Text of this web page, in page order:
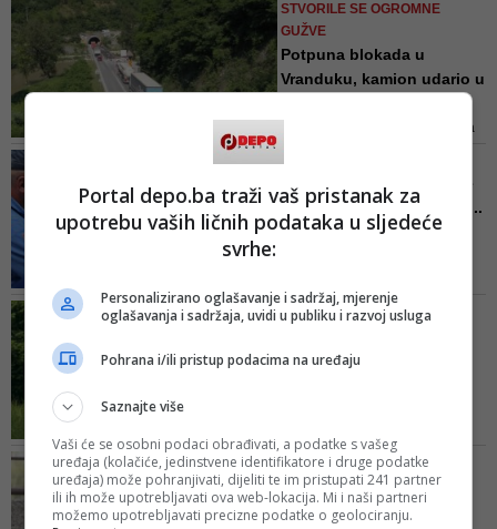
bi se izjasnio o 39 tačaka
STVORILE SE OGROMNE
GUŽVE
Potpuna blokada u
Vranduku, kamion udario u
Na ovom lokalitetu nakon udesa
nekoliko sedmica skrivio...
Policija mu je tada uručila nalog
VIDEO/ NA ODMORIŠTU
REGISTRACIJA
Hitna pomoć sugerirala je vozaču
ordiniranje dvaju lijekova, s time
da bi se nakon primjene drugog
ponuđenog lijeka morao odmarati
TRAGEDIJA KOJA JE
POTRESLA REGION
Potresno pismo kćeri
Portal depo.ba traži vaš pristanak za
upotrebu vaših ličnih podataka u sljedeće
svrhe:
Personalizirano oglašavanje i sadržaj, mjerenje
oglašavanja i sadržaja, uvidi u publiku i razvoj usluga
Pohrana i/ili pristup podacima na uređaju
Saznajte više
Vaši će se osobni podaci obrađivati, a podatke s vašeg
uređaja (kolačiće, jedinstvene identifikatore i druge podatke
uređaja) može pohranjivati, dijeliti te im pristupati 241 partner
ili ih može upotrebljavati ova web-lokacija. Mi i naši partneri
možemo upotrebljavati precizne podatke o geolociranju.